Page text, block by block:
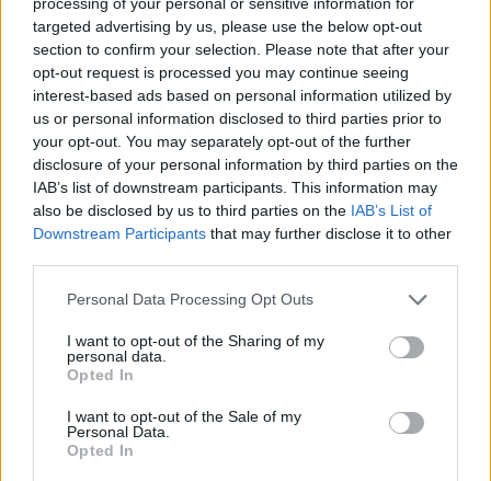
targeted advertising by us, please use the below opt-out
section to confirm your selection. Please note that after your
opt-out request is processed you may continue seeing
interest-based ads based on personal information utilized by
us or personal information disclosed to third parties prior to
your opt-out. You may separately opt-out of the further
disclosure of your personal information by third parties on the
IAB’s list of downstream participants. This information may
also be disclosed by us to third parties on the IAB’s List of
Downstream Participants that may further disclose it to other
Personal Data Processing Opt Outs
I want to opt-out of the Sharing of my
personal data.
Opted In
I want to opt-out of the Sale of my
Personal Data.
Opted In
stadio ad essere rimasto imbattuto èAnfield, oltre allo
Stadium Of Light del Sunderland, e l’Hill Dickinson
Stadium dell’Everton, due luoghi dove ancora Haaland
non ha potuto giocare. Tolto l’etihad, lo stadio dove
Haaland si trova meglio è quello del West Ham, con 6 reti
in 3 gare, e dove ha messo a segno le sue prime reti
inglesi nell’agosto del 2022.